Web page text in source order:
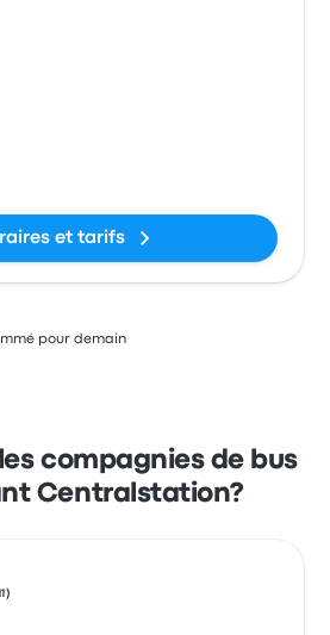
et tarifs
pour demain
compagnies de bus
Centralstation?
)